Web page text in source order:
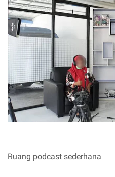
Ruang podcast sederhana